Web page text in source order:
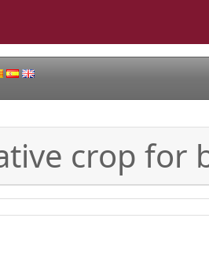
crop for